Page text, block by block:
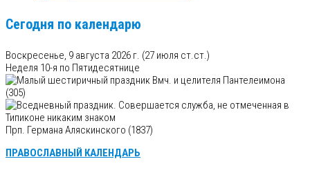
Сегодня по календарю
Воскресенье, 9 августа 2026 г. (27 июля ст.ст.)
Неделя 10-я по Пятидесятнице
Вмч. и целителя Пантелеимона
(305)
Прп. Германа Аляскинского (1837)
ПРАВОСЛАВНЫЙ КАЛЕНДАРЬ